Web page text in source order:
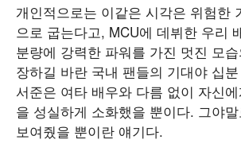
개인적으로는 이같은 시각은 위험한
으로 굽는다고, MCU에 데뷔한 우리
분량에 강력한 파워를 가진 멋진 모
장하길 바란 국내 팬들의 기대야 십
서준은 여타 배우와 다름 없이 자신
을 성실하게 소화했을 뿐이다. 그야
보여줬을 뿐이란 얘기다.